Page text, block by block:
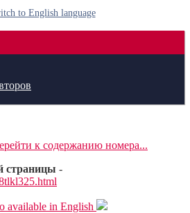
to English language
к содержанию номера...
страницы -
available in English